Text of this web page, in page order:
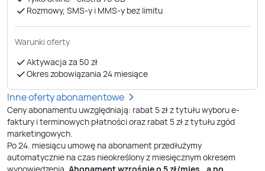
Rozmowy, SMS-y i MMS-y bez limitu
Warunki oferty
Aktywacja za 50 zł
Okres zobowiązania 24 miesiące
Inne oferty abonamentowe
Ceny abonamentu uwzględniają: rabat 5 zł z tytułu wyboru e-
faktury i terminowych płatności oraz rabat 5 zł z tytułu zgód
marketingowych.
Po24. miesiącu umowę na abonament przedłużymy
automatycznie na czas nieokreślony z miesięcznym okresem